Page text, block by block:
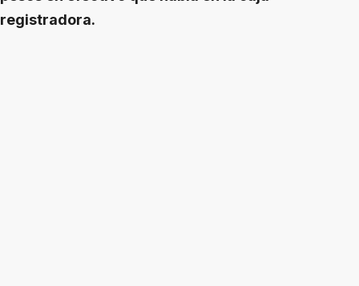
registradora.